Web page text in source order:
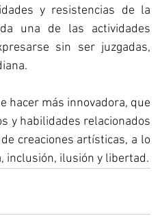
y resistencias de la
una de las actividades
sin ser juzgadas,
hacer más innovadora, que
y habilidades relacionados
creaciones artísticas, a lo
inclusión, ilusión y libertad.